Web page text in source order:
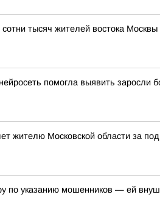
тысяч жителей востока
помогла выявить заросли
жителю Московской области за
по указанию мошенников — ей